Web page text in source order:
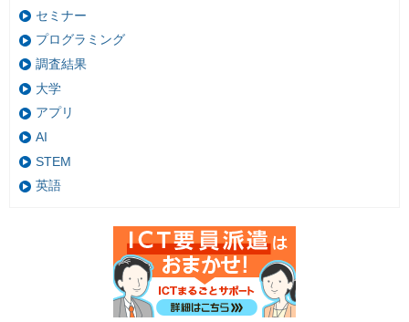
セミナー
プログラミング
調査結果
大学
アプリ
AI
STEM
英語